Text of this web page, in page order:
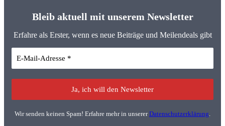
Bleib aktuell mit unserem Newsletter
Erfahre als Erster, wenn es neue Beiträge und Meilendeals gibt
Wir senden keinen Spam! Erfahre mehr in unsererDatenschutzerklärung.